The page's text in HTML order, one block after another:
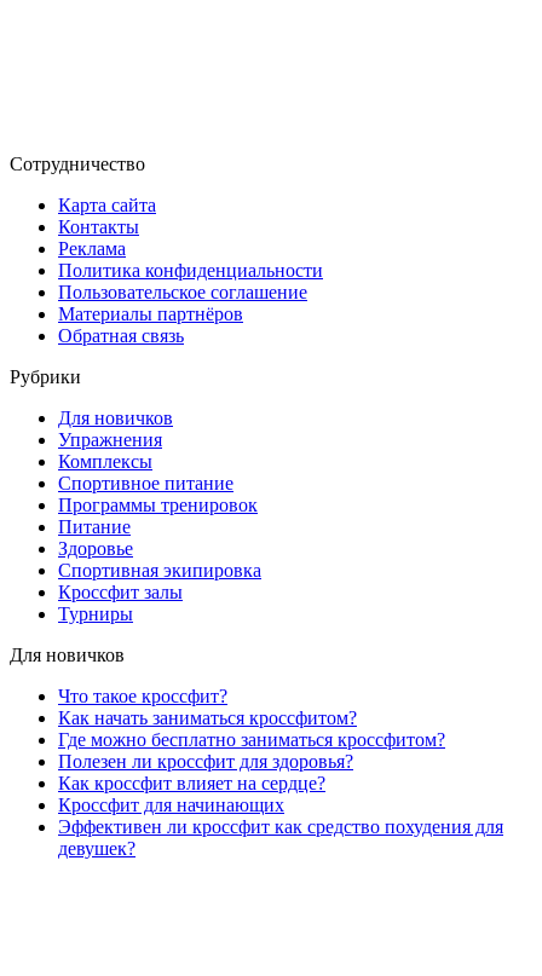
Сотрудничество
Карта сайта
Контакты
Реклама
Политика конфиденциальности
Пользовательское соглашение
Материалы партнёров
Обратная связь
Рубрики
Для новичков
Упражнения
Комплексы
Спортивное питание
Программы тренировок
Питание
Здоровье
Спортивная экипировка
Кроссфит залы
Турниры
Для новичков
Что такое кроссфит?
Как начать заниматься кроссфитом?
Где можно бесплатно заниматься кроссфитом?
Полезен ли кроссфит для здоровья?
Как кроссфит влияет на сердце?
Кроссфит для начинающих
Эффективен ли кроссфит как средство похудения для
девушек?